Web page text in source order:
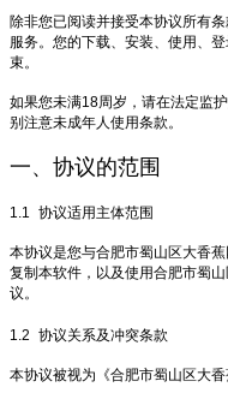
除非您已阅读并接受本协议所有
服务。您的下载、安装、使用、
束。
如果您未满18周岁，请在法定监
别注意未成年人使用条款。
一、协议的范围
1.1 协议适用主体范围
本协议是您与合肥市蜀山区大香
复制本软件，以及使用合肥市蜀
议。
1.2 协议关系及冲突条款
本协议被视为《合肥市蜀山区大